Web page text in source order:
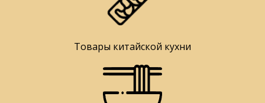
Товары китайской кухни